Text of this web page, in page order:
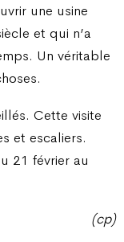
une usine
et qui n’a
Un véritable
Cette visite
et escaliers.
21 février au
(cp)